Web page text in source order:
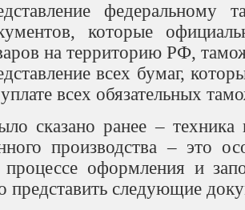
федеральному
которые
на территорию РФ,
всех бумаг,
всех обязательных
сказано ранее – техника
производства – это
оформления и
представить следующие